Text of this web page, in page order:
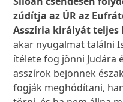
zúdítja az ÚR az
Asszíria királyát teljes
akar nyugalmat találni
ítélete fog jönni Judára
asszírok bejönnek
fogják meghódítani,